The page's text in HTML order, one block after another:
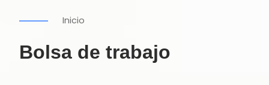
Inicio
Bolsa de trabajo